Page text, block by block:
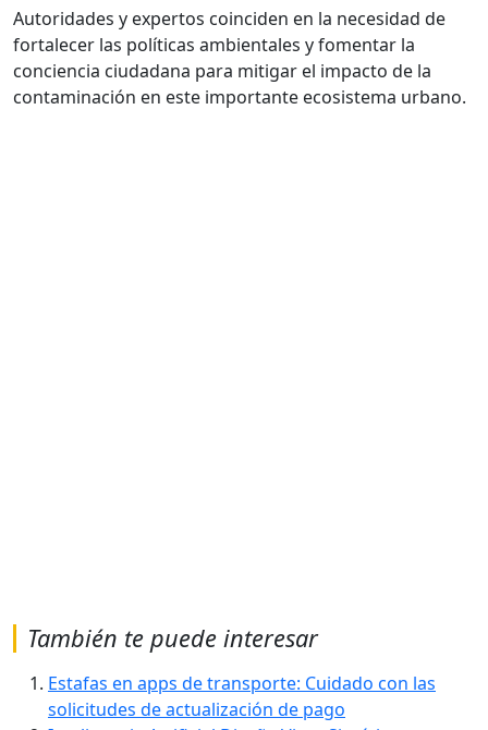
Autoridades y expertos coinciden en la necesidad de
fortalecer las políticas ambientales y fomentar la
conciencia ciudadana para mitigar el impacto de la
contaminación en este importante ecosistema urbano.
También te puede interesar
Estafas en apps de transporte: Cuidado con las
solicitudes de actualización de pago